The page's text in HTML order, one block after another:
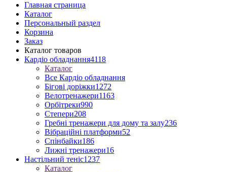
Главная страница
Каталог
Персональный раздел
Корзина
Заказ
Каталог товаров
Кардіо обладнання4118
Каталог
Все Кардіо обладнання
Бігові доріжки1272
Велотренажери1163
Орбітреки990
Степери208
Гребні тренажери для дому та залу236
Вібраційні платформи52
Спінбайки186
Лижні тренажери16
Настільний теніс1237
Каталог